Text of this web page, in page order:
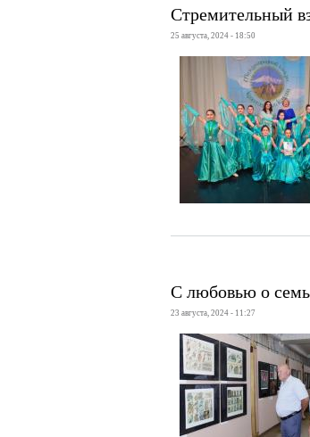
Стремительный
25 августа, 2024 - 18:50
С любовью о
23 августа, 2024 - 11:27